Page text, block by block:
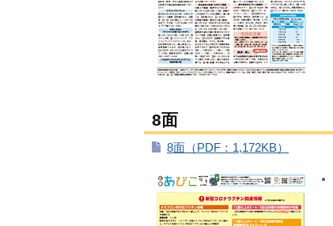
8面
8面（PDF：1,172KB）